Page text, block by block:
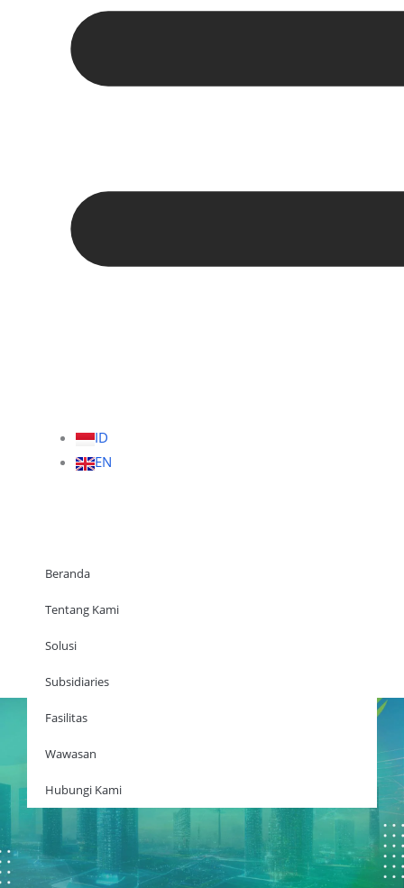
ID
EN
Beranda
Subsidiaries
Hubungi Kami
Beranda
Tentang Kami
Solusi
Subsidiaries
Fasilitas
Wawasan
Hubungi Kami